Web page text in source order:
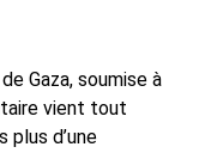
Gaza, soumise à
vient tout
plus d’une